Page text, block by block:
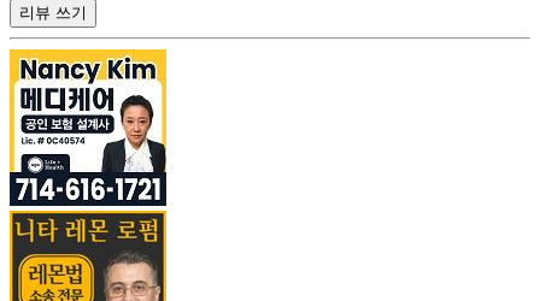
리뷰 쓰기